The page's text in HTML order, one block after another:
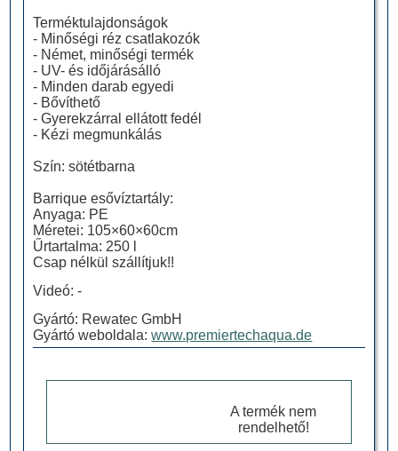
Terméktulajdonságok
- Minőségi réz csatlakozók
- Német, minőségi termék
- UV- és időjárásálló
- Minden darab egyedi
- Bővíthető
- Gyerekzárral ellátott fedél
- Kézi megmunkálás
Szín: sötétbarna
Barrique esővíztartály:
Anyaga: PE
Méretei: 105×60×60cm
Űrtartalma: 250 l
Csap nélkül szállítjuk!!
Videó: -
Gyártó: Rewatec GmbH
Gyártó weboldala:www.premiertechaqua.de
A termék nem
rendelhető!